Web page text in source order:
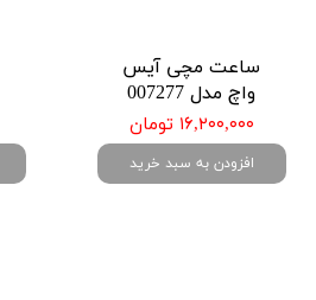
ساعت مچی آیس
واچ مدل 007277
۱۶,۲۰۰,۰۰۰ تومان
افزودن به سبد خرید